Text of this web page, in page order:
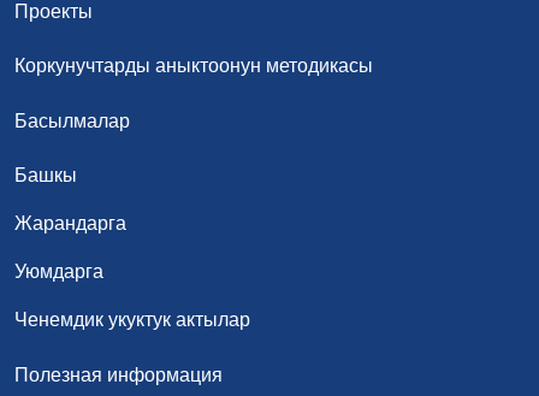
Проекты
Коркунучтарды аныктоонун методикасы
Басылмалар
Башкы
Жарандарга
Уюмдарга
Ченемдик укуктук актылар
Полезная информация